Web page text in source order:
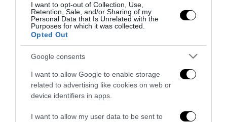
I want to opt-out of Collection, Use,
Retention, Sale, and/or Sharing of my
Personal Data that Is Unrelated with the
Purposes for which it was collected.
Opted Out
Google consents
I want to allow Google to enable storage
related to advertising like cookies on web or
device identifiers in apps.
I want to allow my user data to be sent to